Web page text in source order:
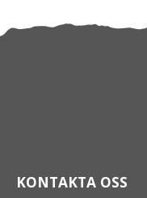
KONTAKTA OSS